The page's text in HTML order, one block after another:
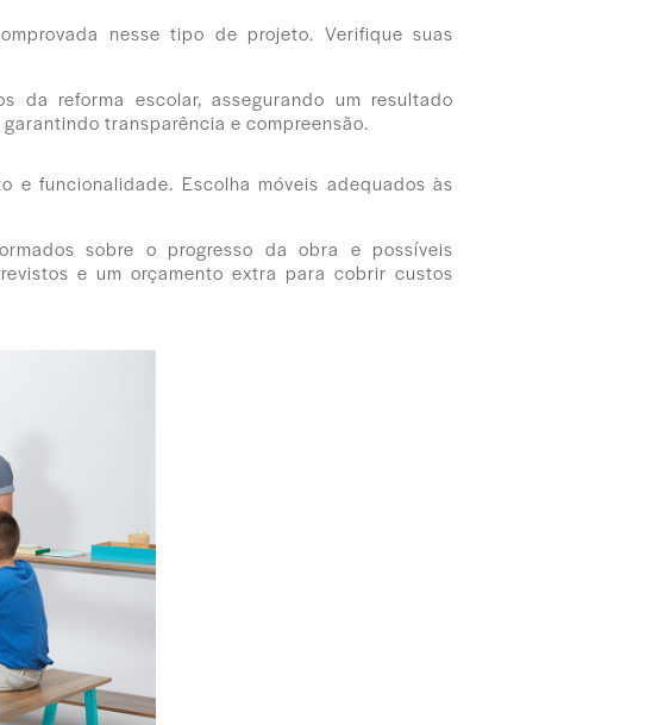
nesse tipo de projeto. Verifique suas
da reforma escolar, assegurando um resultado
transparência e compreensão.
e funcionalidade. Escolha móveis adequados às
sobre o progresso da obra e possíveis
e um orçamento extra para cobrir custos